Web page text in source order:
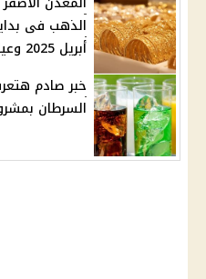
أبريل 2025 وعيار 21 يسجل سعر جديد
خبر صادم
السرطان